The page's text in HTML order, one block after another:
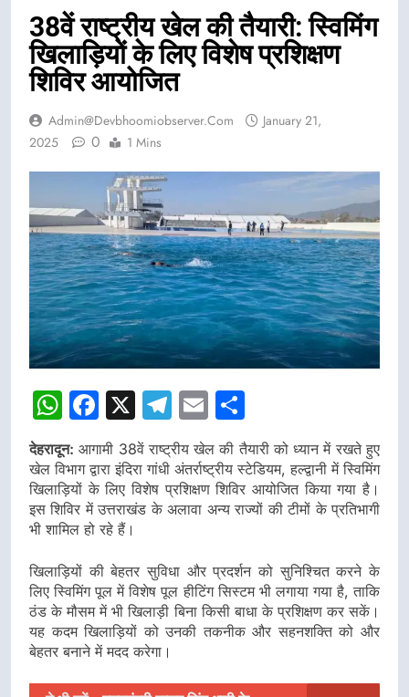
38वें राष्ट्रीय खेल की तैयारी: स्विमिंग
खिलाड़ियों के लिए विशेष प्रशिक्षण
शिविर आयोजित
Admin@devbhoomiobserver.com
January 21,
2025
0 1 Mins
WhatsApp
Facebook
X Telegram
Email
देहरादून: आगामी 38वें राष्ट्रीय खेल की तैयारी को ध्यान में रखते हुए
खेल विभाग द्वारा इंदिरा गांधी अंतर्राष्ट्रीय स्टेडियम, हल्द्वानी में स्विमिंग
खिलाड़ियों के लिए विशेष प्रशिक्षण शिविर आयोजित किया गया है।
इस शिविर में उत्तराखंड के अलावा अन्य राज्यों की टीमों के प्रतिभागी
भी शामिल हो रहे हैं।
खिलाड़ियों की बेहतर सुविधा और प्रदर्शन को सुनिश्चित करने के
लिए स्विमिंग पूल में विशेष पूल हीटिंग सिस्टम भी लगाया गया है, ताकि
ठंड के मौसम में भी खिलाड़ी बिना किसी बाधा के प्रशिक्षण कर सकें।
यह कदम खिलाड़ियों को उनकी तकनीक और सहनशक्ति को और
बेहतर बनाने में मदद करेगा।